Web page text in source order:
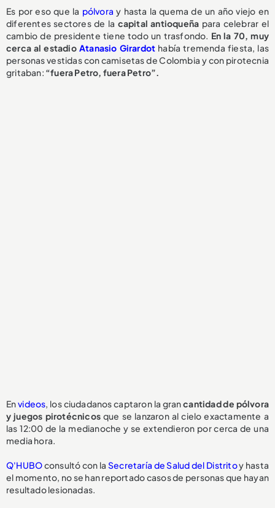
Es por eso que la pólvoray hasta la quema de un año viejo en
diferentes sectores de la capital antioqueña para celebrar el
cambio de presidente tiene todo un trasfondo. En la 70, muy
cerca al estadio Atanasio Girardot había tremenda fiesta, las
personas vestidas con camisetas de Colombia y con pirotecnia
gritaban: “fuera Petro, fuera Petro”.
Envideos, los ciudadanos captaron la grancantidad de pólvora
y juegos pirotécnicosque se lanzaron al cielo exactamente a
las 12:00 de la medianoche y se extendieron por cerca de una
media hora.
Q'HUBOconsultó con la Secretaría de Salud del Distritoy hasta
el momento, no se han reportado casos de personas que hayan
resultado lesionadas.